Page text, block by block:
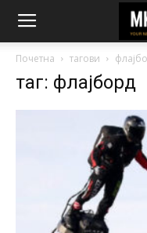
Почетна тагови
таг: флајборд